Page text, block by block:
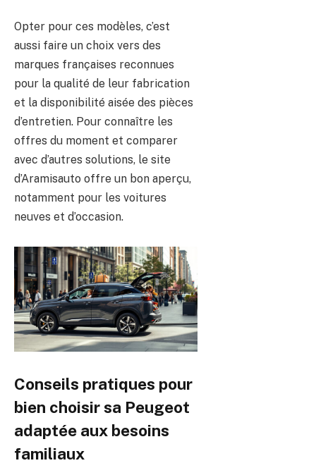
Opter pour ces modèles, c’est
aussi faire un choix vers des
marques françaises reconnues
pour la qualité de leur fabrication
et la disponibilité aisée des pièces
d’entretien. Pour connaître les
offres du moment et comparer
avec d’autres solutions, le site
d’Aramisauto offre un bon aperçu,
notamment pour les voitures
neuves et d’occasion.
Conseils pratiques pour
bien choisir sa Peugeot
adaptée aux besoins
familiaux